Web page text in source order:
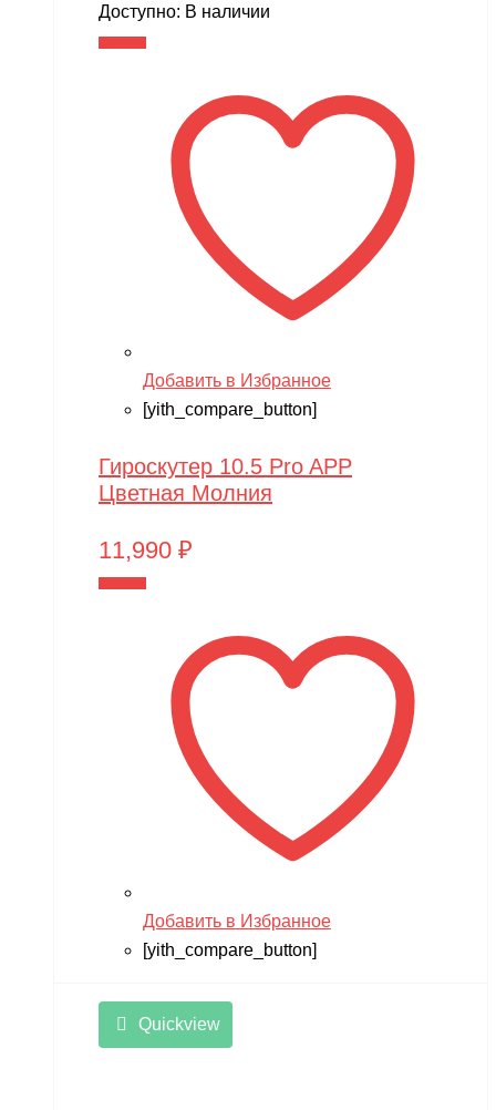
Доступно: В наличии
Добавить в Избранное
[yith_compare_button]
Гироскутер 10.5 Pro APP
Цветная Молния
11,990 ₽
Добавить в Избранное
[yith_compare_button]
Quickview